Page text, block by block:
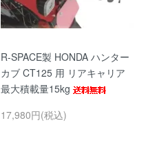
R-SPACE製 HONDA ハンター
カブ CT125 用 リアキャリア
最大積載量15kg
17,980円(税込)